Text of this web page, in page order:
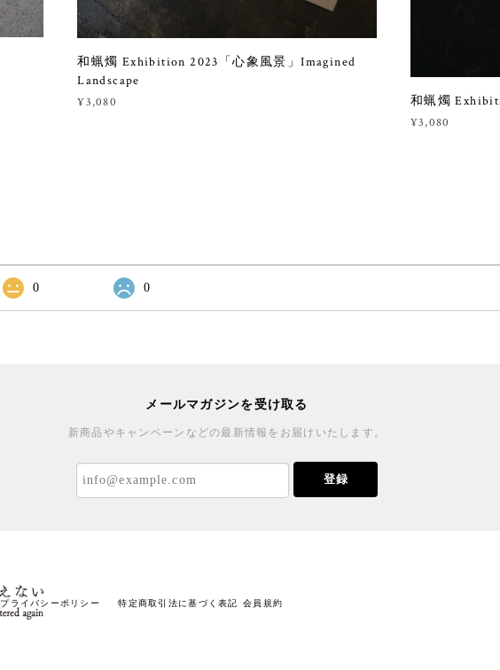
和蝋燭 Exhibition 2023「心象風景」Imagined
Landscape
¥3,080 和蝋燭
¥3,080
0 0
メールマガジンを受け取る
新商品やキャンペーンなどの最新情報をお届けいたします。
登録
プライバシーポリシー 特定商取引法に基づく表記 会員規約